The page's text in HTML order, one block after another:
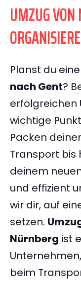
UMZUG VON
Planst du
nach Gent?
erfolgreichen
wichtige
Packen
Transport bis
deinem
und effizient
wir dir, auf
setzen.
Nürnberg ist
beim